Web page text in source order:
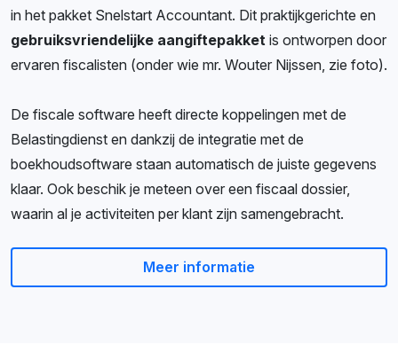
in het pakket Snelstart Accountant. Dit praktijkgerichte en
gebruiksvriendelijke aangiftepakket is ontworpen door
ervaren fiscalisten (onder wie mr. Wouter Nijssen, zie foto).
De fiscale software heeft directe koppelingen met de
Belastingdienst en dankzij de integratie met de
boekhoudsoftware staan automatisch de juiste gegevens
klaar. Ook beschik je meteen over een fiscaal dossier,
waarin al je activiteiten per klant zijn samengebracht.
Meer informatie